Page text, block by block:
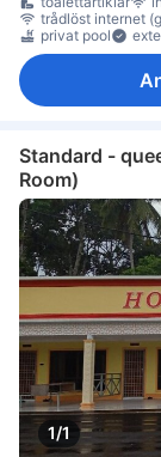
trådlöst internet
privat pool
Standard -
Room)
1/1